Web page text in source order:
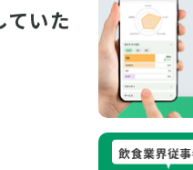
いた